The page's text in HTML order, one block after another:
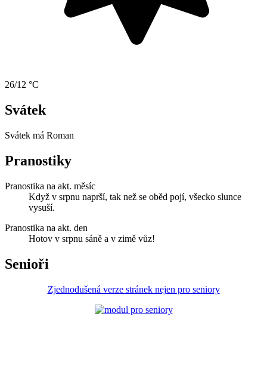
26/12 °C
Svátek
Svátek má Roman
Pranostiky
Pranostika na akt. měsíc
Když v srpnu naprší, tak než se oběd pojí, všecko slunce
vysuší.
Pranostika na akt. den
Hotov v srpnu sáně a v zimě vůz!
Senioři
Zjednodušená verze stránek nejen pro seniory